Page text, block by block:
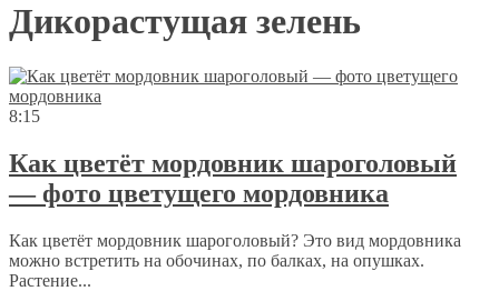
Дикорастущая зелень
8:15
Как цветёт мордовник шароголовый
— фото цветущего мордовника
Как цветёт мордовник шароголовый? Это вид мордовника
можно встретить на обочинах, по балках, на опушках.
Растение...